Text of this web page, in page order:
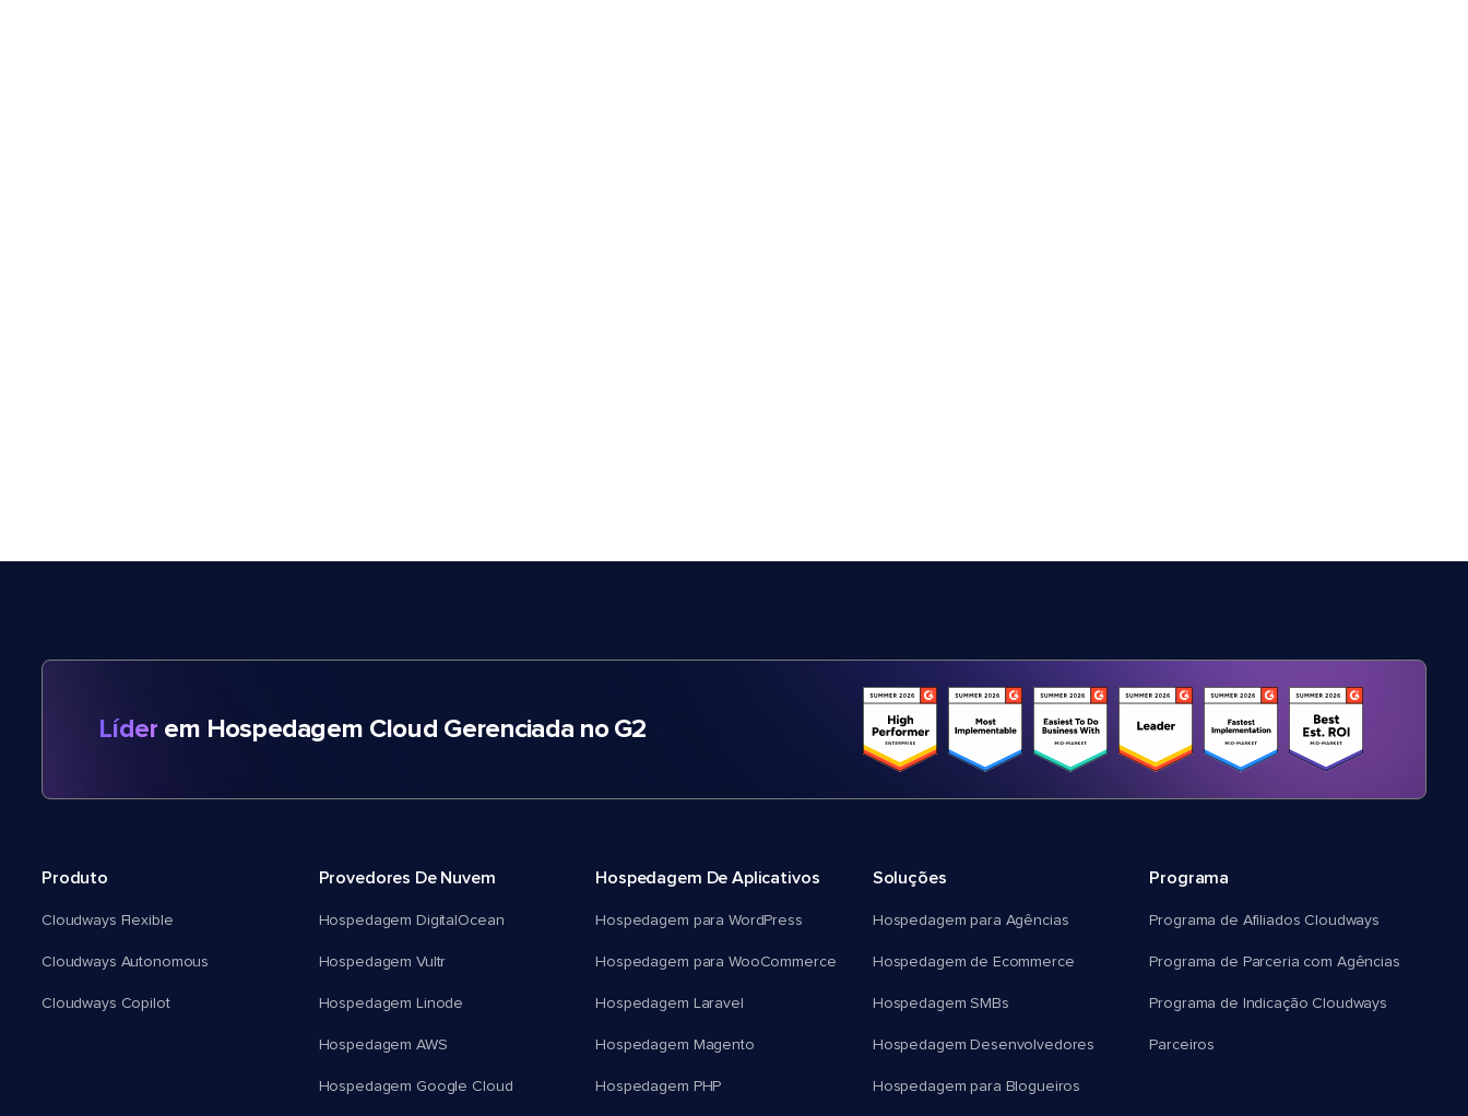
Líder em Hospedagem Cloud Gerenciada no G2
Produto
Cloudways Flexible
Cloudways Autonomous
Cloudways Copilot
Provedores De Nuvem
Hospedagem DigitalOcean
Hospedagem Vultr
Hospedagem Linode
Hospedagem AWS
Hospedagem Google Cloud
Hospedagem De Aplicativos
Hospedagem para WordPress
Hospedagem para WooCommerce
Hospedagem Laravel
Hospedagem Magento
Hospedagem PHP
Soluções
Hospedagem para Agências
Hospedagem de Ecommerce
Hospedagem SMBs
Hospedagem Desenvolvedores
Hospedagem para Blogueiros
Programa
Programa de Afiliados Cloudways
Programa de Parceria com Agências
Programa de Indicação Cloudways
Parceiros